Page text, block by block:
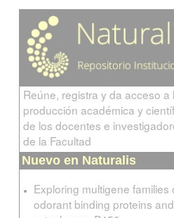
Reúne, registra y da acceso a
producción académica y
de los docentes e
de la Facultad
Nuevo en Naturalis
Exploring multigene families
odorant binding proteins and